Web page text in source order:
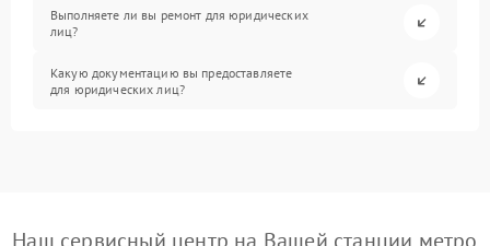
Выполняете ли вы ремонт для юридических
лиц?
Какую документацию вы предоставляете
для юридических лиц?